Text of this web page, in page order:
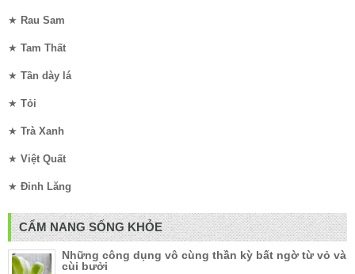
★ Rau Sam
★ Tam Thất
★ Tần dày lá
★ Tỏi
★ Trà Xanh
★ Việt Quất
★ Đinh Lăng
CẨM NANG SỐNG KHỎE
Những công dụng vô cùng thần kỳ bất ngờ từ vỏ và
cùi bưởi